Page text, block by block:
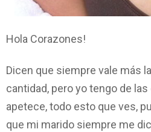
Hola Corazones!
Dicen que siempre vale más
cantidad, pero yo tengo de
apetece, todo esto que ves,
que mi marido siempre me